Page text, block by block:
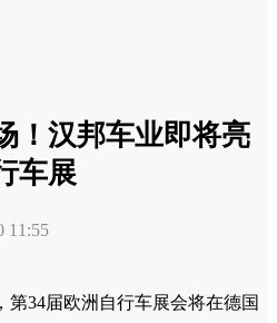
！汉邦车业即将亮
车展
11:55
第34届欧洲自行车展会将在德国